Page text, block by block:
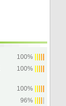
100%
100%
100%
96%